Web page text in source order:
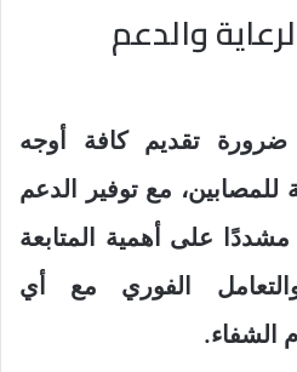
والدعم
تقديم كافة أوجه
للمصابين، مع توفير الدعم
على أهمية المتابعة
الفوري مع أي
الشفاء.